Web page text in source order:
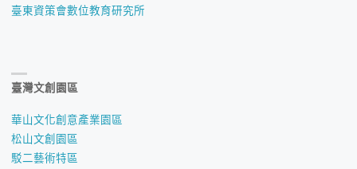
臺東資策會數位教育研究所
臺灣文創園區
華山文化創意產業園區
松山文創園區
駁二藝術特區